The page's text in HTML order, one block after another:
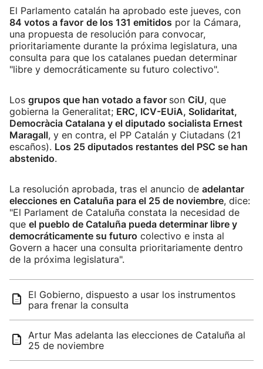
El Parlamento catalán ha aprobado este jueves, con
84 votos a favor de los 131 emitidos por la Cámara,
una propuesta de resolución para convocar,
prioritariamente durante la próxima legislatura, una
consulta para que los catalanes puedan determinar
"libre y democráticamente su futuro colectivo".
Los grupos que han votado a favor son CiU, que
gobierna la Generalitat; ERC, ICV-EUiA, Solidaritat,
Democràcia Catalana y el diputado socialista Ernest
Maragall, y en contra, el PP Catalán y Ciutadans (21
escaños). Los 25 diputados restantes del PSC se han
abstenido.
La resolución aprobada, tras el anuncio de adelantar
elecciones en Cataluña para el 25 de noviembre, dice:
"El Parlament de Cataluña constata la necesidad de
que el pueblo de Cataluña pueda determinar libre y
democráticamente su futuro colectivo e insta al
Govern a hacer una consulta prioritariamente dentro
de la próxima legislatura".
El Gobierno, dispuesto a usar los instrumentos
para frenar la consulta
Artur Mas adelanta las elecciones de Cataluña al
25 de noviembre